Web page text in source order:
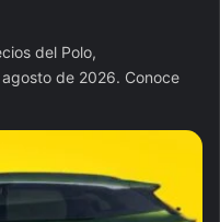
del Polo,
de 2026. Conoce